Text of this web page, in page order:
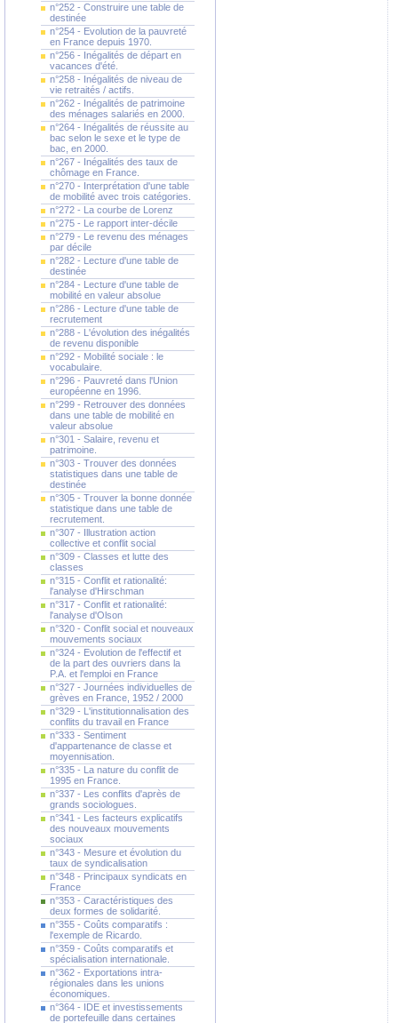
n°252 - Construire une table de
destinée
n°254 - Evolution de la pauvreté
en France depuis 1970.
n°256 - Inégalités de départ en
vacances d'été.
n°258 - Inégalités de niveau de
vie retraités / actifs.
n°262 - Inégalités de patrimoine
des ménages salariés en 2000.
n°264 - Inégalités de réussite au
bac selon le sexe et le type de
bac, en 2000.
n°267 - Inégalités des taux de
chômage en France.
n°270 - Interprétation d'une table
de mobilité avec trois catégories.
n°272 - La courbe de Lorenz
n°275 - Le rapport inter-décile
n°279 - Le revenu des ménages
par décile
n°282 - Lecture d'une table de
destinée
n°284 - Lecture d'une table de
mobilité en valeur absolue
n°286 - Lecture d'une table de
recrutement
n°288 - L'évolution des inégalités
de revenu disponible
n°292 - Mobilité sociale : le
vocabulaire.
n°296 - Pauvreté dans l'Union
européenne en 1996.
n°299 - Retrouver des données
dans une table de mobilité en
valeur absolue
n°301 - Salaire, revenu et
patrimoine.
n°303 - Trouver des données
statistiques dans une table de
destinée
n°305 - Trouver la bonne donnée
statistique dans une table de
recrutement.
n°307 - Illustration action
collective et conflit social
n°309 - Classes et lutte des
classes
n°315 - Conflit et rationalité:
l'analyse d'Hirschman
n°317 - Conflit et rationalité:
l'analyse d'Olson
n°320 - Conflit social et nouveaux
mouvements sociaux
n°324 - Evolution de l'effectif et
de la part des ouvriers dans la
P.A. et l'emploi en France
n°327 - Journées individuelles de
grèves en France, 1952 / 2000
n°329 - L'institutionnalisation des
conflits du travail en France
n°333 - Sentiment
d'appartenance de classe et
moyennisation.
n°335 - La nature du conflit de
1995 en France.
n°337 - Les conflits d'après de
grands sociologues.
n°341 - Les facteurs explicatifs
des nouveaux mouvements
sociaux
n°343 - Mesure et évolution du
taux de syndicalisation
n°348 - Principaux syndicats en
France
n°353 - Caractéristiques des
deux formes de solidarité.
n°355 - Coûts comparatifs :
l'exemple de Ricardo.
n°359 - Coûts comparatifs et
spécialisation internationale.
n°362 - Exportations intra-
régionales dans les unions
économiques.
n°364 - IDE et investissements
de portefeuille dans certaines